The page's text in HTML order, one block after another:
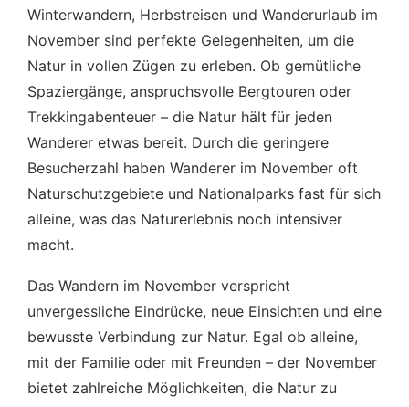
Winterwandern, Herbstreisen und Wanderurlaub im
November sind perfekte Gelegenheiten, um die
Natur in vollen Zügen zu erleben. Ob gemütliche
Spaziergänge, anspruchsvolle Bergtouren oder
Trekkingabenteuer – die Natur hält für jeden
Wanderer etwas bereit. Durch die geringere
Besucherzahl haben Wanderer im November oft
Naturschutzgebiete und Nationalparks fast für sich
alleine, was das Naturerlebnis noch intensiver
macht.
Das Wandern im November verspricht
unvergessliche Eindrücke, neue Einsichten und eine
bewusste Verbindung zur Natur. Egal ob alleine,
mit der Familie oder mit Freunden – der November
bietet zahlreiche Möglichkeiten, die Natur zu